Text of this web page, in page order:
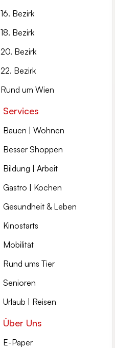
16. Bezirk
18. Bezirk
20. Bezirk
22. Bezirk
Rund um Wien
Services
Bauen | Wohnen
Besser Shoppen
Bildung | Arbeit
Gastro | Kochen
Gesundheit & Leben
Kinostarts
Mobilität
Rund ums Tier
Senioren
Urlaub | Reisen
Über Uns
E-Paper